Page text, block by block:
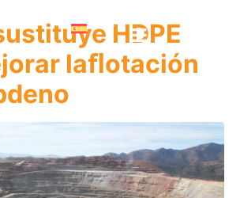
HDPE
laﬂotación